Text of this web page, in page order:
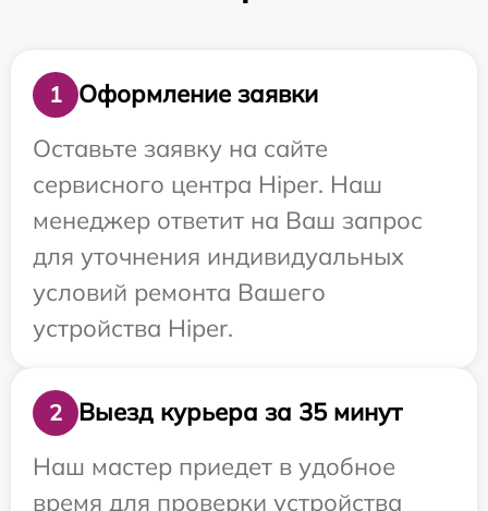
1
Оформление заявки
Оставьте заявку на сайте
сервисного центра Hiper. Наш
менеджер ответит на Ваш запрос
для уточнения индивидуальных
условий ремонта Вашего
устройства Hiper.
2
Выезд курьера за 35 минут
Наш мастер приедет в удобное
время для проверки устройства